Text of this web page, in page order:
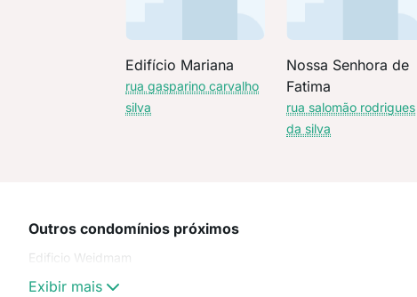
Edifício Mariana
rua gasparino carvalho
silva
Nossa Senhora de
Fatima
rua salomão rodrigues
da silva
Outros condomínios próximos
Edificio Weidmam
Exibir mais